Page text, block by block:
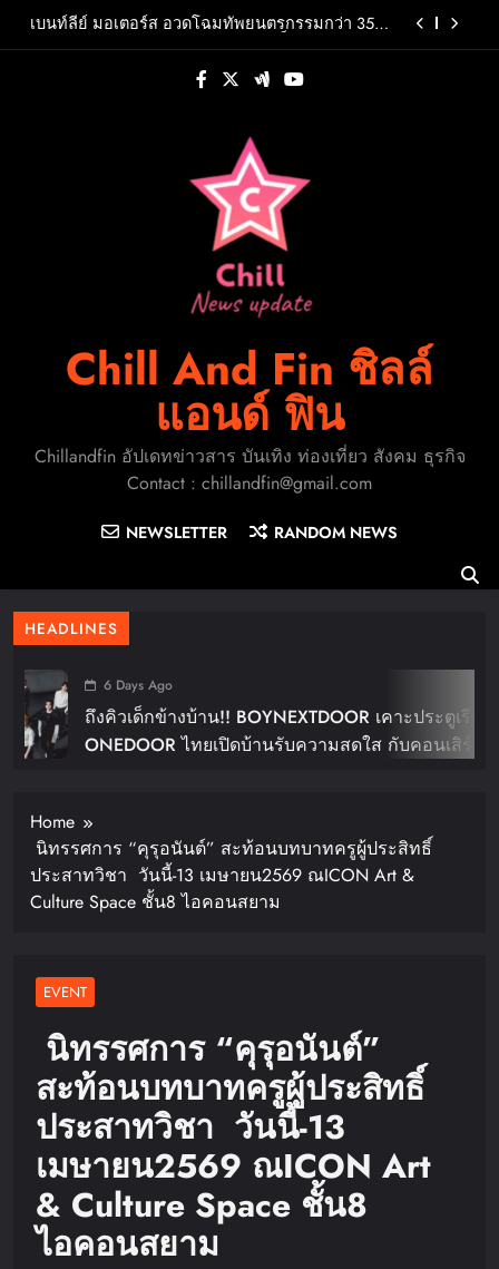
2569 เฟ้นหาเกมเมอร์ตัวท็อปไปคว้าชัยระดับประเทศ
15-16 ส.ค.นี้
เบนท์ลีย์ มอเตอร์ส อวดโฉมทัพยนตรกรรมกว่า 35
เตรียมเสียงกรี๊ดให้พร้อม! “KATY PERRY” ส่ง
ภาพยนตร์คอนเสิร์ตสุดยิ่งใหญ่ “THE LIFETIMES
Single ใหม่ “One” เพลงประจำทีม T1
ระเบิดศึกอีสปอร์ตครั้งยิ่งใหญ่! โรบินสันไลฟ์สไตล์
สมุทรปราการชวนเชียร์ศึกอีสปอร์ตชิงแชมป์จังหวัด
2569 เฟ้นหาเกมเมอร์ตัวท็อปไปคว้าชัยระดับประเทศ
เบนท์ลีย์ มอเตอร์ส อวดโฉมทัพยนตรกรรมกว่า 35
คันพร้อมเปิดตัว 1919 Collection สุดเอ็กซ์คลูซีฟใน
งาน Goodwood Festival of Speed 2026
เตรียมเสียงกรี๊ดให้พร้อม! “KATY PERRY” ส่ง
ภาพยนตร์คอนเสิร์ตสุดยิ่งใหญ่ “THE LIFETIMES
TOUR – LIVE FROM PARIS” ฉายในโรงภาพยนตร์
และระบบ IMAX ทั่วโลกเริ่ม 2 กันยายนนี้!
DxS ยูนิตโวคอลจาก SEVENTEEN ปล่อย Spotify
Single ใหม่ “One” เพลงประจำทีม T1
Chill And Fin ชิลล์
แอนด์ ฟิน
Chillandfin อัปเดทข่าวสาร บันเทิง ท่องเที่ยว สังคม ธุรกิจ
Contact : chillandfin@gmail.com
NEWSLETTER RANDOM NEWS
HEADLINES
6 Days Ago
ถึงคิวเด็กข้างบ้าน!! BOYNEXTDOOR เคาะประตูเรียก
ONEDOOR ไทยเปิดบ้านรับความสดใส กับคอนเสิร์ต
Home
นิทรรศการ “คุรุอนันต์” สะท้อนบทบาทครูผู้ประสิทธิ์
ประสาทวิชา วันนี้-13 เมษายน2569 ณICON Art &
Culture Space ชั้น8 ไอคอนสยาม
EVENT
นิทรรศการ “คุรุอนันต์”
สะท้อนบทบาทครูผู้ประสิทธิ์
ประสาทวิชา วันนี้-13
เมษายน2569 ณICON Art
& Culture Space ชั้น8
ไอคอนสยาม